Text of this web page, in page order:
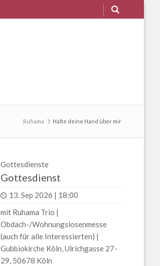
Ruhama Halte deine Hand über mir
Gottesdienste
Gottesdienst
13. Sep 2026 | 18:00
mit Ruhama Trio |
Obdach-/Wohnungslosenmesse
(auch für alle Interessierten) |
Gubbiokirche Köln, Ulrichgasse 27-
29, 50678 Köln